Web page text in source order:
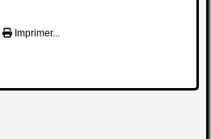
Imprimer...